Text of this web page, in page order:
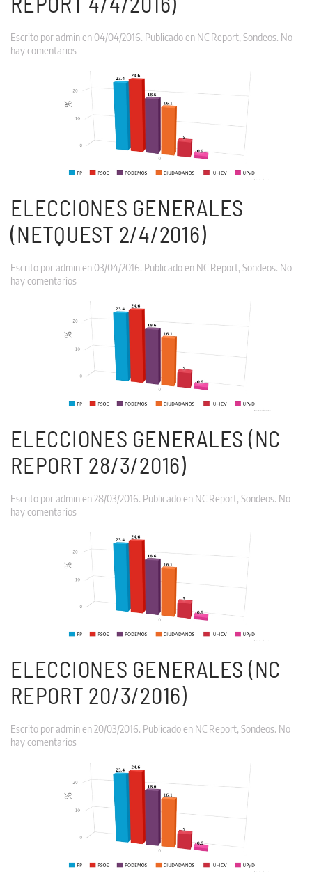
Escrito poradminen 04/04/2016. Publicado en NC Report, Sondeos. No
hay comentariosen
(NC
4/4/2016)
ELECCIONES GENERALES
(NETQUEST 2/4/2016)
Escrito poradminen 03/04/2016. Publicado en NC Report, Sondeos. No
hay comentariosen
Generales
(Netquest
ELECCIONES GENERALES (NC
REPORT 28/3/2016)
Escrito poradminen28/03/2016. Publicado en NC Report, Sondeos. No
hay comentariosen
(NC
28/3/2016)
ELECCIONES GENERALES (NC
REPORT 20/3/2016)
Escrito poradminen20/03/2016. Publicado en NC Report, Sondeos. No
hay comentariosen
Generales
(NC
20/3/2016)